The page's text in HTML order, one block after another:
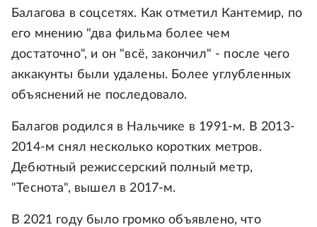
Балагова в соцсетях. Как отметил Кантемир, по
его мнению "два фильма более чем
достаточно", и он "всё, закончил" - после чего
аккакунты были удалены. Более углубленных
объяснений не последовало.
Балагов родился в Нальчике в 1991-м. В 2013-
2014-м снял несколько коротких метров.
Дебютный режиссерский полный метр,
"Теснота", вышел в 2017-м.
В 2021 году было громко объявлено, что